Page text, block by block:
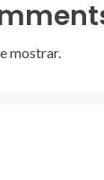
mostrar.